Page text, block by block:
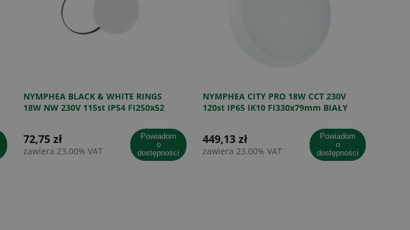
NYMPHEA BLACK & WHITE RINGS
18W NW 230V 115st IP54 FI250x52
72,75 zł
zawiera 23.00% VAT
powiadom
o
dostępności
NYMPHEA CITY PRO 18W CCT 230V
120st IP65 IK10 FI330x79mm BIAŁY
449,13 zł
zawiera 23.00% VAT
powiadom
o
dostępności